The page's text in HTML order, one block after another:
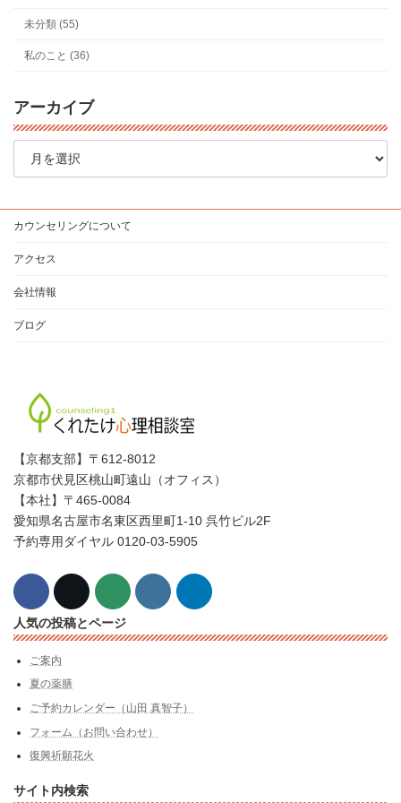
未分類 (55)
私のこと (36)
アーカイブ
ア
カウンセリングについて
アクセス
会社情報
ブログ
【京都支部】〒612-8012
京都市伏見区桃山町遠山（オフィス）
【本社】〒465-0084
愛知県名古屋市名東区西里町1-10 呉竹ビル2F
予約専用ダイヤル 0120-03-5905
人気の投稿とページ
ご案内
夏の薬膳
ご予約カレンダー（山田 真智子）
フォーム（お問い合わせ）
復興祈願花火
サイト内検索